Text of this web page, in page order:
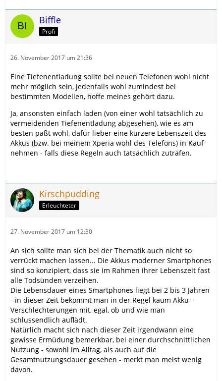
Biffle
Profi
26. November 2017 um 21:36
Eine Tiefenentladung sollte bei neuen Telefonen wohl nicht
mehr möglich sein, jedenfalls wohl zumindest bei
bestimmten Modellen, hoffe meines gehört dazu.
Ja, ansonsten einfach laden (von einer wohl tatsächlich zu
vermeidenden Tiefenentladung abgesehen), wie es am
besten paßt wohl, dafür lieber eine kürzere Lebenszeit des
Akkus (bzw. bei meinem Xperia wohl des Telefons) in Kauf
nehmen - falls diese Regeln auch tatsächlich zuträfen.
Kirschpudding
Erleuchteter
27. November 2017 um 12:30
An sich sollte man sich bei der Thematik auch nicht so
verrückt machen lassen... Die Akkus moderner Smartphones
sind so konzipiert, dass sie im Rahmen ihrer Lebenszeit fast
alle Todsünden verzeihen.
Die Lebensdauer eines Smartphones liegt bei 2 bis 3 Jahren
- in dieser Zeit bekommt man in der Regel kaum Akku-
Verschlechterungen mit, egal, ob und wie man
schlussendlich auflädt.
Natürlich macht sich nach dieser Zeit irgendwann eine
gewisse Ermüdung bemerkbar, bei einer durchschnittlichen
Nutzung - sowohl im Alltag, als auch auf die
Gesamtnutzungsdauer gesehen - merkt man meist wenig
davon.